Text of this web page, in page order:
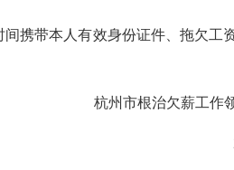
携带本人有效身份证件、拖欠工
杭州市根治欠薪工作